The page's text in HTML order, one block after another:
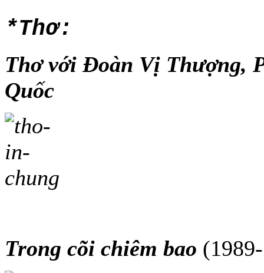
*Thơ:
Thơ với Đoàn Vị Thượng,
Quốc
Trong cõi chiêm bao